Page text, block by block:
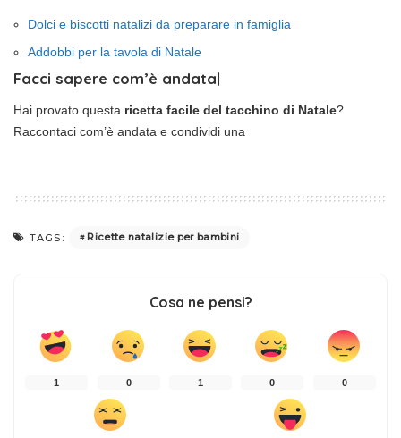
Dolci e biscotti natalizi da preparare in famiglia
Addobbi per la tavola di Natale
Facci sapere com’è andata|
Hai provato questa ricetta facile del tacchino di Natale?
Raccontaci com’è andata e condividi una
TAGS: Ricette natalizie per bambini
Cosa ne pensi?
1 0 1 0 0